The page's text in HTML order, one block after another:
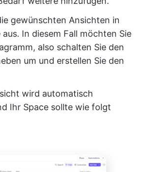
gewünschten Ansichten in
aus. In diesem Fall möchten Sie
also schalten Sie den
um und erstellen Sie den
wird automatisch
Ihr Space sollte wie folgt